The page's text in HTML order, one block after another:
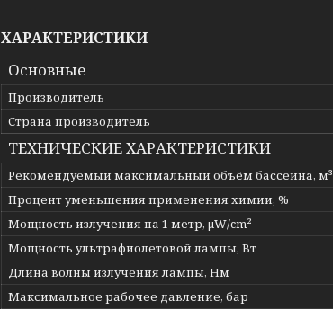
ХАРАКТЕРИСТИКИ
Основные
Производитель
Страна производитель
ТЕХНИЧЕСКИЕ ХАРАКТЕРИСТИКИ
Рекомендуемый максимальный объём бассейна, м³
Процент уменьшения применения химии, %
Мощность излучения на 1 метр, μW/cm²
Мощность ультрафиолетовой лампы, Вт
Длина волны излучения лампы, Нм
Максимальное рабочее давление, бар